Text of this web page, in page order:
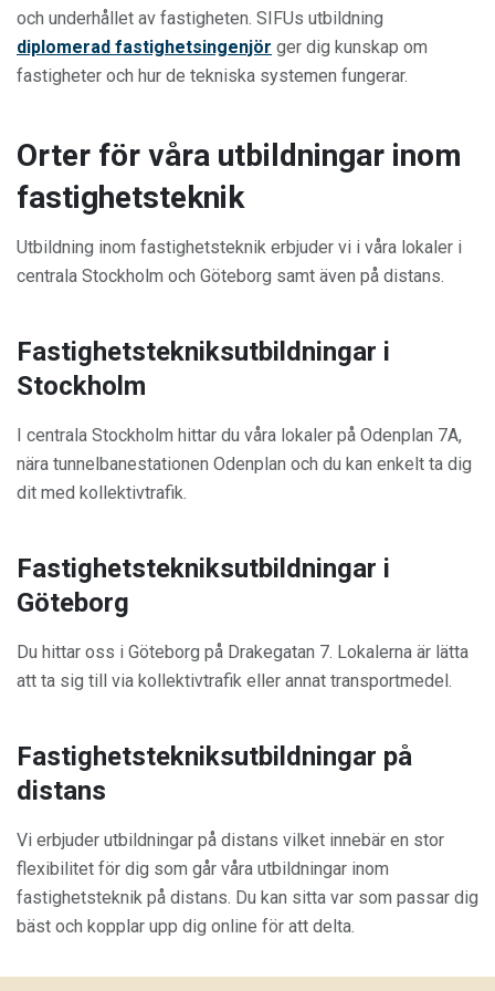
och underhållet av fastigheten. SIFUs utbildning
diplomerad fastighetsingenjör ger dig kunskap om
fastigheter och hur de tekniska systemen fungerar.
Orter för våra utbildningar inom
fastighetsteknik
Utbildning inom fastighetsteknik erbjuder vi i våra lokaler i
centrala Stockholm och Göteborg samt även på distans.
Fastighetstekniksutbildningar i
Stockholm
I centrala Stockholm hittar du våra lokaler på Odenplan 7A,
nära tunnelbanestationen Odenplan och du kan enkelt ta dig
dit med kollektivtrafik.
Fastighetstekniksutbildningar i
Göteborg
Du hittar oss i Göteborg på Drakegatan 7. Lokalerna är lätta
att ta sig till via kollektivtrafik eller annat transportmedel.
Fastighetstekniksutbildningar på
distans
Vi erbjuder utbildningar på distans vilket innebär en stor
flexibilitet för dig som går våra utbildningar inom
fastighetsteknik på distans. Du kan sitta var som passar dig
bäst och kopplar upp dig online för att delta.